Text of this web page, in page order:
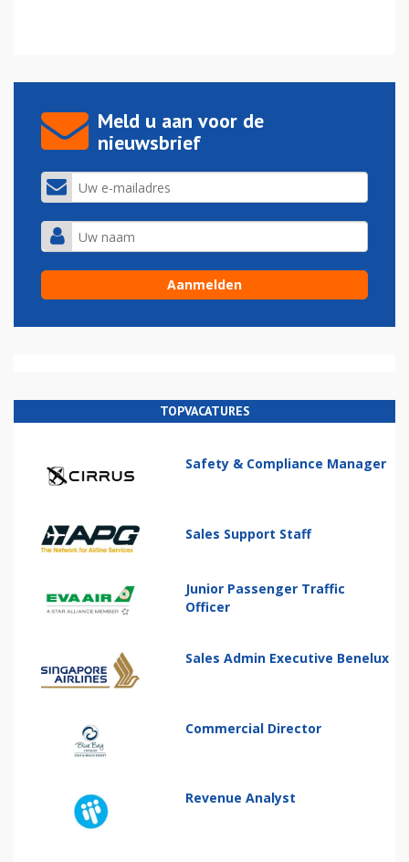
Meld u aan voor de
nieuwsbrief
TOPVACATURES
Safety & Compliance Manager
Sales Support Staff
Junior Passenger Traffic
Officer
Sales Admin Executive Benelux
Commercial Director
Revenue Analyst